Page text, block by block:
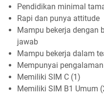
Pendidikan minimal
Rapi dan punya attitude
Mampu bekerja dengan
jawab
Mampu bekerja dalam
Mempunyai
Memiliki SIM C (1)
Memiliki SIM B1 Umum